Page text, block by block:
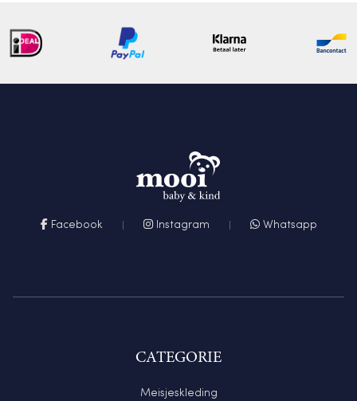
Facebook Instagram Whatsapp
CATEGORIE
Meisjeskleding